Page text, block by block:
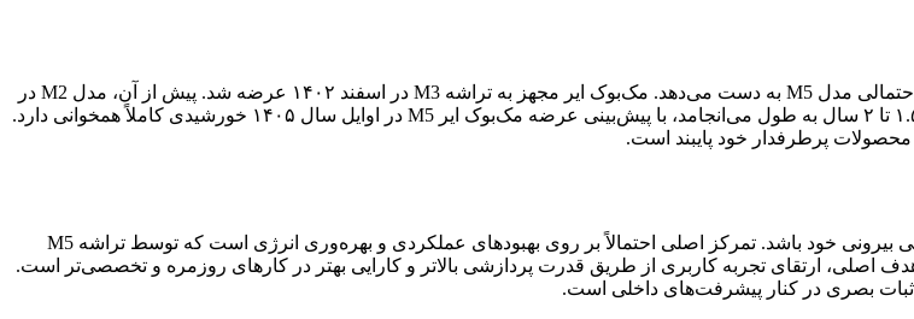
بررسی الگوهای عرضه مک‌بوک ایر در سال‌های اخیر، سرنخ‌های مهمی در مورد زمان‌بندی احتمالی مدل M5 به دست می‌دهد. مک‌بوک ایر مجهز به تراشه M3 در اسفند ۱۴۰۲ عرضه شد. پیش از آن، مدل M2 در
تیر ۱۴۰۱ و مدل M1 در آبان ۱۳۹۹ معرفی شده بود. این چرخه به‌روزرسانی، که تقریباً بین ۱.۵ تا ۲ سال به طول می‌انجامد، با پیش‌بینی عرضه مک‌بوک ایر M5 در اوایل سال ۱۴۰۵ خورشیدی کاملاً همخوانی دارد.
پرطرفدار خود پایبند است.
با توجه به چرخه عرضه، انتظار نمی‌رود که مک‌بوک ایر M5 شاهد تغییرات عمده‌ای در طراحی بیرونی خود باشد. تمرکز اصلی احتمالاً بر روی بهبودهای عملکردی و بهره‌وری انرژی است که توسط تراشه M5
۱۳ اینچی و ۱۵ اینچی در دسترس خواهند بود و هدف اصلی، ارتقای تجربه کاربری از طریق قدرت پردازشی بالاتر و کارایی بهتر در کارهای روزمره و تخصصی‌تر است.
بصری در کنار پیشرفت‌های داخلی است.